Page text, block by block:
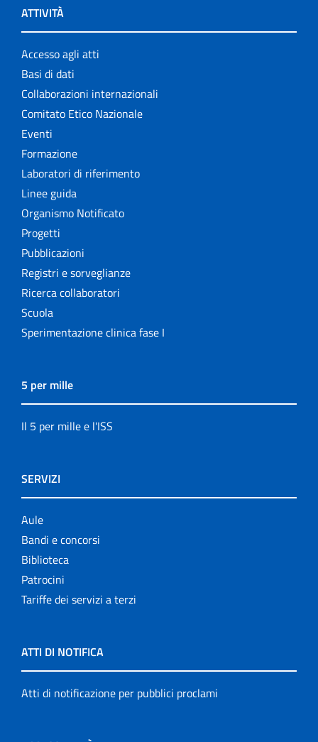
ATTIVITÀ
Accesso agli atti
Basi di dati
Collaborazioni internazionali
Comitato Etico Nazionale
Eventi
Formazione
Laboratori di riferimento
Linee guida
Organismo Notificato
Progetti
Pubblicazioni
Registri e sorveglianze
Ricerca collaboratori
Scuola
Sperimentazione clinica fase I
5 per mille
Il 5 per mille e l'ISS
SERVIZI
Aule
Bandi e concorsi
Biblioteca
Patrocini
Tariffe dei servizi a terzi
ATTI DI NOTIFICA
Atti di notificazione per pubblici proclami